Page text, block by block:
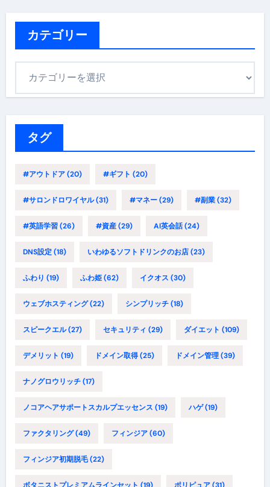
カテゴリー
タグ
#アウトドア(20) #ギフト (20)
#サロンドロワイヤル(31) #マネー(29) #副業(32)
#英語学習(26) #資産(29) AI英会話(24)
DNS設定(18) いわゆるソフトドリンクのお店(23)
ふわり (19) ふわ姫(62) イクオス (30)
ウェブホスティング(22) シンプリッチ(18)
スピークエル(27) セキュリティ (29) ダイエット (109)
デメリット (19) ドメイン取得(25) ドメイン管理(39)
ナノグロウリッチ(17)
ノコアヘアサポートスカルプエッセンス (19) ハゲ(19)
ファクタリング(49) フィンジア(60)
フィンジア初期脱毛(22)